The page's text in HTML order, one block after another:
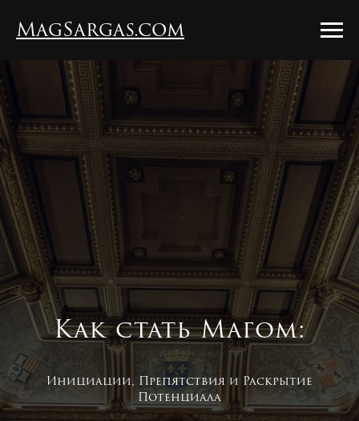
MagSargas.com
Как стать Магом:
Инициации, Препятствия и Раскрытие
Потенциала